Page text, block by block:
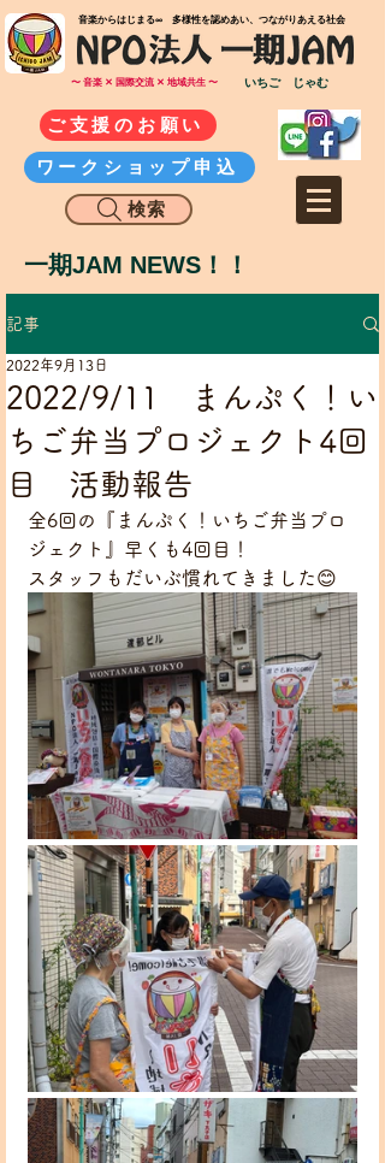
​音楽からはじまる∞ 多様性を認めあい、つながりあえる社会
〜 音楽 ✕ 国際交流 ✕ 地域共生 〜 いちご じゃむ
ご支援のお願い
ワークショップ申込
検索
一期JAM NEWS！！
記事
2022/9/11 まんぷく！い
ちご弁当プロジェクト4回
目 活動報告
2022年9月13日
全6回の『まんぷく！いちご弁当プロ
ジェクト』早くも4回目！
スタッフもだいぶ慣れてきました😊